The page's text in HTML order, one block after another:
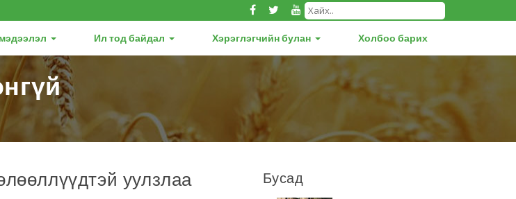
Ил тод байдал Хэрэглэгчийн булан Холбоо барих
уулзлаа Бусад